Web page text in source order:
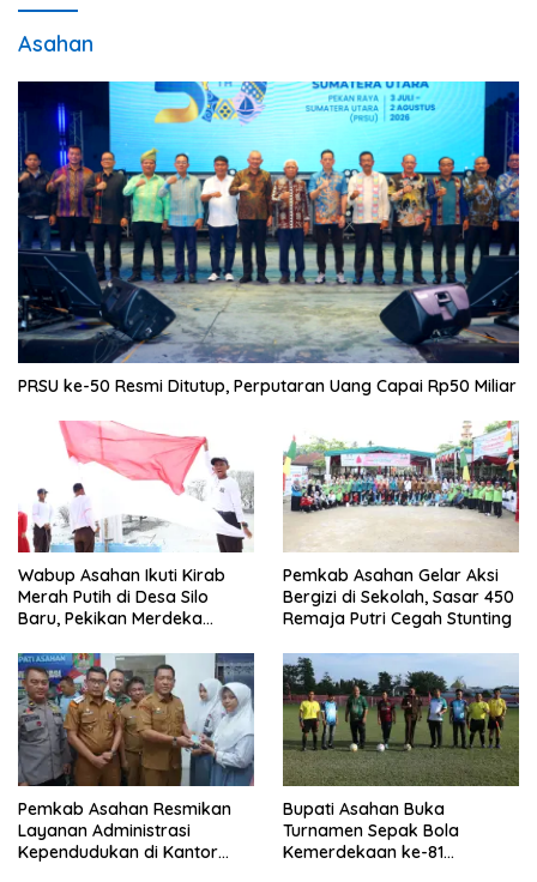
Asahan
PRSU ke-50 Resmi Ditutup, Perputaran Uang Capai Rp50 Miliar
Wabup Asahan Ikuti Kirab
Merah Putih di Desa Silo
Baru, Pekikan Merdeka
Pemkab Asahan Gelar Aksi
Bergizi di Sekolah, Sasar 450
Remaja Putri Cegah Stunting
Pemkab Asahan Resmikan
Layanan Administrasi
Kependudukan di Kantor
Bupati Asahan Buka
Turnamen Sepak Bola
Kemerdekaan ke-81